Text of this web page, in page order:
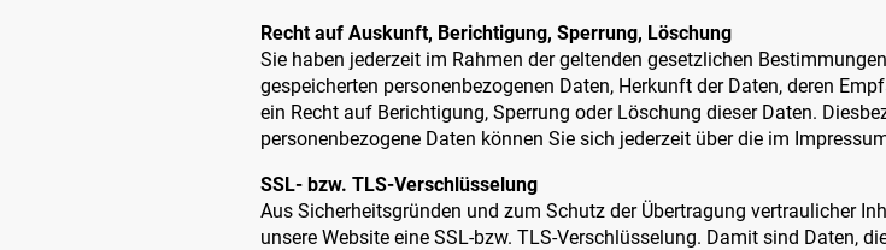
Recht auf Auskunft, Berichtigung, Sperrung, Löschung
Sie haben jederzeit im Rahmen der geltenden gesetzlichen
gespeicherten personenbezogenen Daten, Herkunft der Daten, deren
ein Recht auf Berichtigung, Sperrung oder Löschung dieser Daten.
personenbezogene Daten können Sie sich jederzeit über die im
SSL- bzw. TLS-Verschlüsselung
Aus Sicherheitsgründen und zum Schutz der Übertragung vertraulicher
unsere Website eine SSL-bzw. TLS-Verschlüsselung. Damit sind Daten,